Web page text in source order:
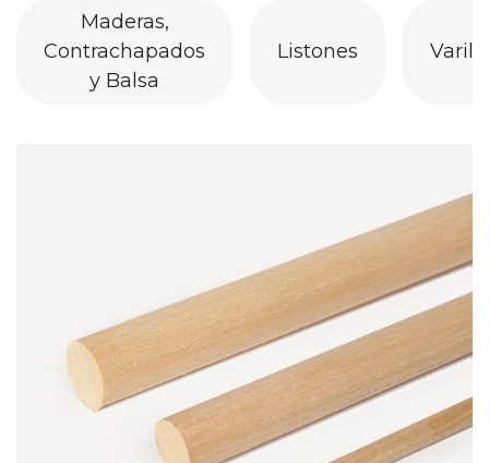
Maderas,
Contrachapados
y Balsa
Listones